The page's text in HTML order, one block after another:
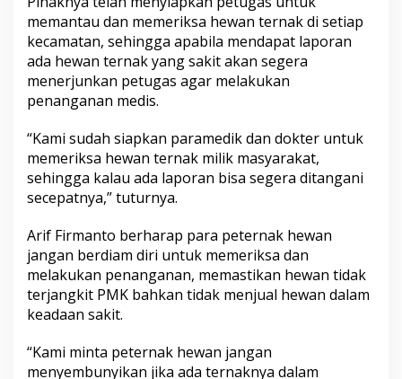
memantau dan memeriksa hewan ternak di setiap
kecamatan, sehingga apabila mendapat laporan
ada hewan ternak yang sakit akan segera
menerjunkan petugas agar melakukan
penanganan medis.
“Kami sudah siapkan paramedik dan dokter untuk
memeriksa hewan ternak milik masyarakat,
sehingga kalau ada laporan bisa segera ditangani
secepatnya,” tuturnya.
Arif Firmanto berharap para peternak hewan
jangan berdiam diri untuk memeriksa dan
melakukan penanganan, memastikan hewan tidak
terjangkit PMK bahkan tidak menjual hewan dalam
keadaan sakit.
“Kami minta peternak hewan jangan
menyembunyikan jika ada ternaknya dalam